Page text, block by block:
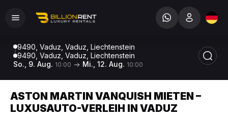
9490, Vaduz, Vaduz, Liechtenstein
9490, Vaduz, Vaduz, Liechtenstein
So., 9. Aug. 10:00 Mi., 12. Aug. 10:00
ASTON MARTIN VANQUISH MIETEN –
LUXUSAUTO-VERLEIH IN VADUZ